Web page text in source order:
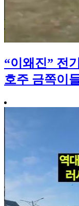
“이왜진” 전
호주 금쪽이